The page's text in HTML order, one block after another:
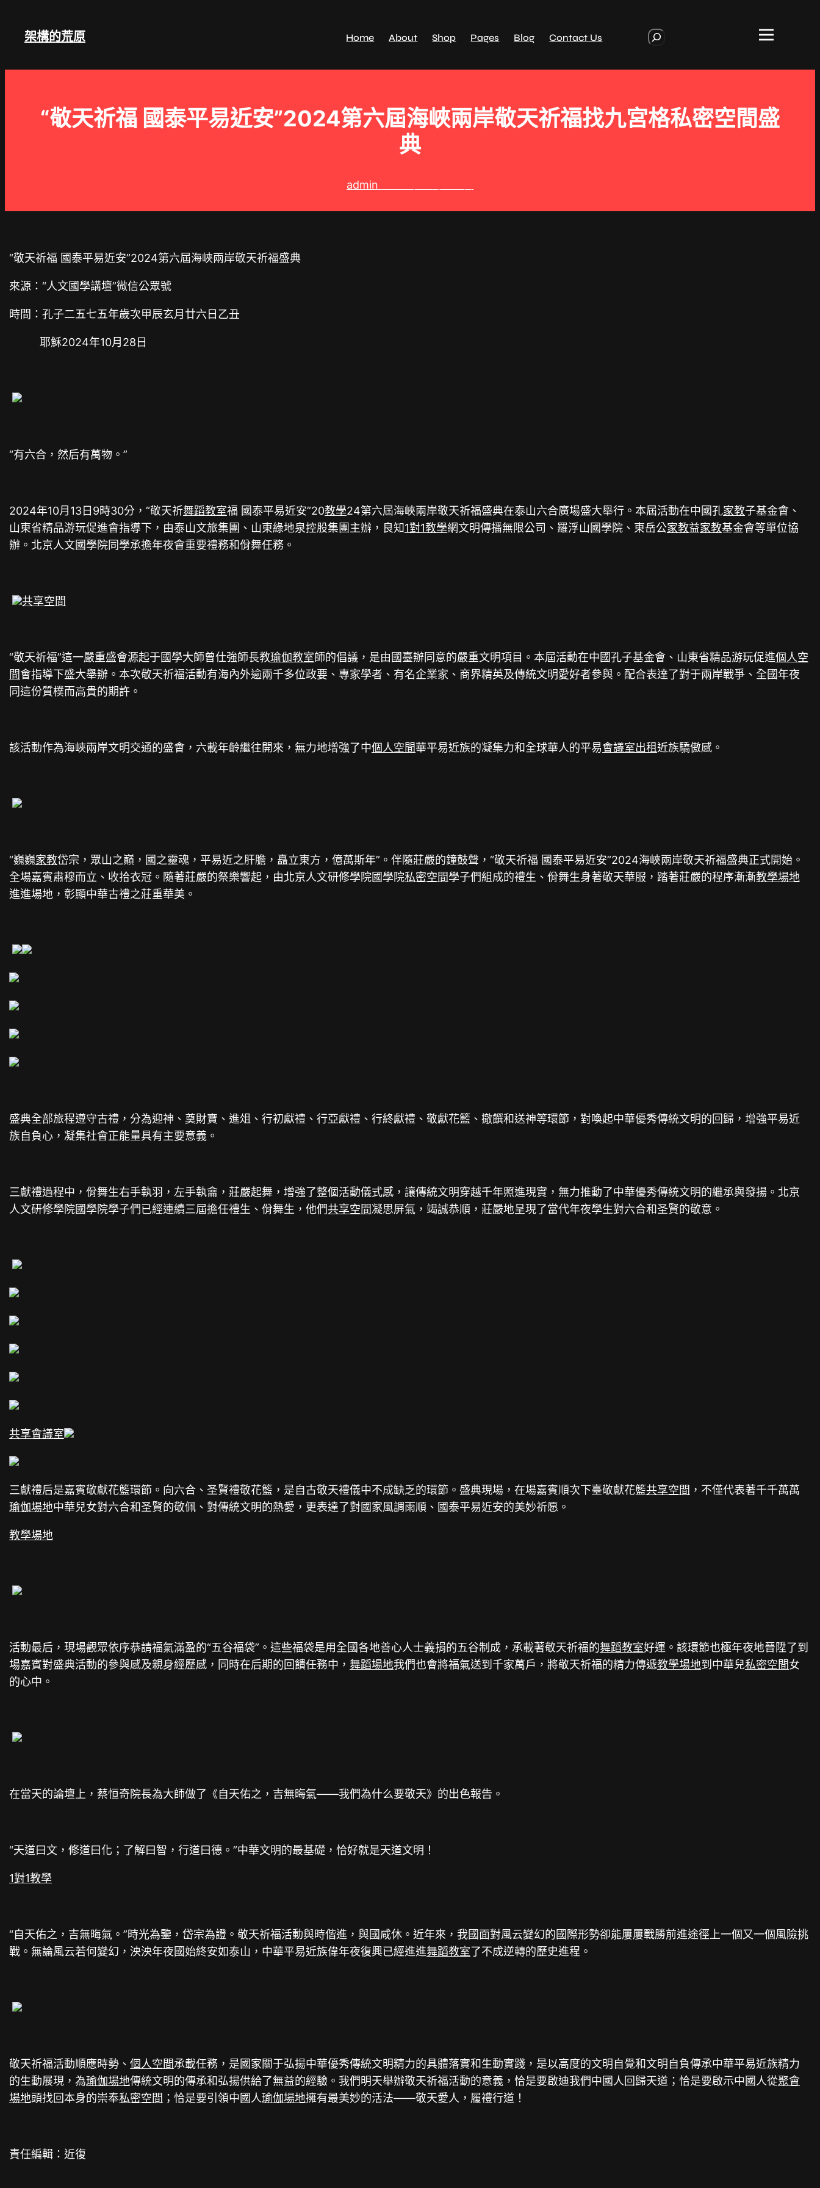
架構的荒原 Home About Shop Pages Blog Contact Us
r
“敬天祈福 國泰平易近安”2024第六屆海峽兩岸敬天祈福找九宮格私密空間盛
典
admin
“敬天祈福 國泰平易近安”2024第六屆海峽兩岸敬天祈福盛典
來源：“人文國學講壇”微信公眾號
時間：孔子二五七五年歲次甲辰玄月廿六日乙丑
耶穌2024年10月28日
“有六合，然后有萬物。”
2024年10月13日9時30分，“敬天祈舞蹈教室福 國泰平易近安”20教學24第六屆海峽兩岸敬天祈福盛典在泰山六合廣場盛大舉行。本屆活動在中國孔家教子基金會、
山東省精品游玩促進會指導下，由泰山文旅集團、山東綠地泉控股集團主辦，良知1對1教學網文明傳播無限公司、羅浮山國學院、東岳公家教益家教基金會等單位協
辦。北京人文國學院同學承擔年夜會重要禮務和佾舞任務。
共享空間
“敬天祈福”這一嚴重盛會源起于國學大師曾仕強師長教瑜伽教室師的倡議，是由國臺辦同意的嚴重文明項目。本屆活動在中國孔子基金會、山東省精品游玩促進個人空
間會指導下盛大舉辦。本次敬天祈福活動有海內外逾兩千多位政要、專家學者、有名企業家、商界精英及傳統文明愛好者參與。配合表達了對于兩岸戰爭、全國年夜
同這份質樸而高貴的期許。
該活動作為海峽兩岸文明交通的盛會，六載年齡繼往開來，無力地增強了中個人空間華平易近族的凝集力和全球華人的平易會議室出租近族驕傲感。
“巍巍家教岱宗，眾山之巔，國之靈魂，平易近之肝膽，矗立東方，億萬斯年”。伴隨莊嚴的鐘鼓聲，“敬天祈福 國泰平易近安”2024海峽兩岸敬天祈福盛典正式開始。
全場嘉賓肅穆而立、收拾衣冠。隨著莊嚴的祭樂響起，由北京人文研修學院國學院私密空間學子們組成的禮生、佾舞生身著敬天華服，踏著莊嚴的程序漸漸教學場地
進進場地，彰顯中華古禮之莊重華美。
盛典全部旅程遵守古禮，分為迎神、奠財寶、進俎、行初獻禮、行亞獻禮、行終獻禮、敬獻花籃、撤饌和送神等環節，對喚起中華優秀傳統文明的回歸，增強平易近
族自負心，凝集社會正能量具有主要意義。
三獻禮過程中，佾舞生右手執羽，左手執龠，莊嚴起舞，增強了整個活動儀式感，讓傳統文明穿越千年照進現實，無力推動了中華優秀傳統文明的繼承與發揚。北京
人文研修學院國學院學子們已經連續三屆擔任禮生、佾舞生，他們共享空間凝思屏氣，竭誠恭順，莊嚴地呈現了當代年夜學生對六合和圣賢的敬意。
共享會議室
三獻禮后是嘉賓敬獻花籃環節。向六合、圣賢禮敬花籃，是自古敬天禮儀中不成缺乏的環節。盛典現場，在場嘉賓順次下臺敬獻花籃共享空間 ，不僅代表著千千萬萬
瑜伽場地中華兒女對六合和圣賢的敬佩、對傳統文明的熱愛，更表達了對國家風調雨順、國泰平易近安的美妙祈愿。
教學場地
活動最后，現場觀眾依序恭請福氣滿盈的“五谷福袋”。這些福袋是用全國各地善心人士義捐的五谷制成，承載著敬天祈福的舞蹈教室好運。該環節也極年夜地晉陞了到
場嘉賓對盛典活動的參與感及親身經歷感，同時在后期的回饋任務中， 舞蹈場地我們也會將福氣送到千家萬戶，將敬天祈福的精力傳遞教學場地到中華兒私密空間女
的心中。
在當天的論壇上，蔡恒奇院長為大師做了《自天佑之，吉無晦氣——我們為什么要敬天》的出色報告。
“天道曰文，修道曰化；了解曰智，行道曰德。”中華文明的最基礎，恰好就是天道文明！
1對1教學
“自天佑之，吉無晦氣。”時光為鑒，岱宗為證。敬天祈福活動與時偕進，與國咸休。近年來，我國面對風云變幻的國際形勢卻能屢屢戰勝前進途徑上一個又一個風險挑
戰。無論風云若何變幻，泱泱年夜國始終安如泰山，中華平易近族偉年夜復興已經進進舞蹈教室了不成逆轉的歷史進程。
敬天祈福活動順應時勢、個人空間承載任務，是國家關于弘揚中華優秀傳統文明精力的具體落實和生動實踐，是以高度的文明自覺和文明自負傳承中華平易近族精力
的生動展現，為瑜伽場地傳統文明的傳承和弘揚供給了無益的經驗。我們明天舉辦敬天祈福活動的意義，恰是要啟迪我們中國人回歸天道；恰是要啟示中國人從聚會
場地頭找回本身的崇奉私密空間 ；恰是要引領中國人瑜伽場地擁有最美妙的活法——敬天愛人，履禮行道！
責任編輯：近復